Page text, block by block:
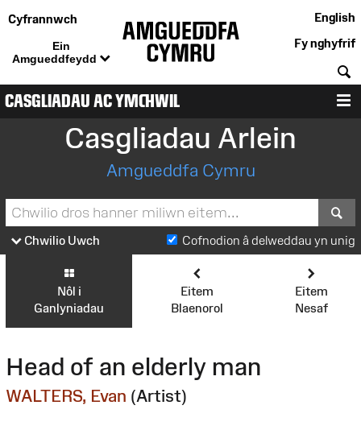
Cyfrannwch
Ein
Amgueddfeydd
English
Fy nghyfrif
CASGLIADAU AC YMCHWIL
Casgliadau Arlein
Amgueddfa Cymru
Chwilio Uwch Cofnodion â delweddau yn unig
Nôl i
Ganlyniadau
Eitem
Blaenorol
Eitem
Nesaf
Head of an elderly man
WALTERS, Evan (Artist)